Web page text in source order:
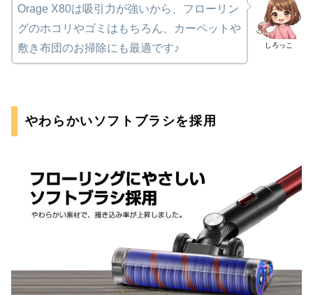
しろっこ
Orage X80は吸引力が強いから、フローリン
グのホコリやゴミはもちろん、カーペットや
敷き布団のお掃除にも最適です♪
やわらかいソフトブラシを採用